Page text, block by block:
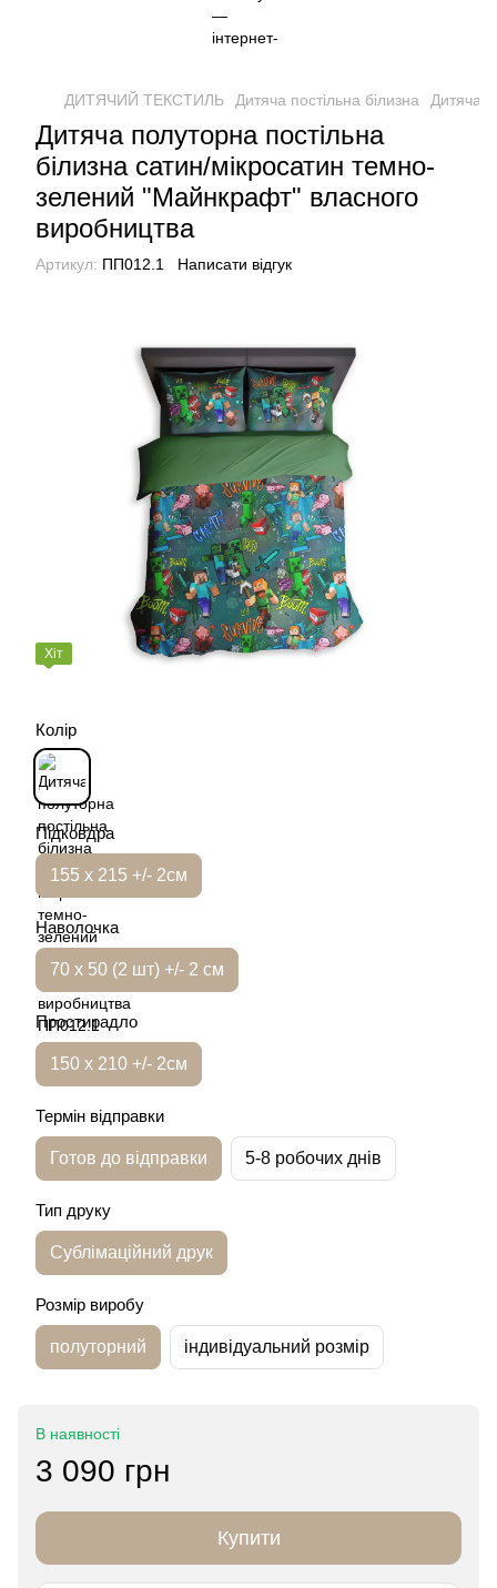
ДИТЯЧИЙ ТЕКСТИЛЬ Дитяча постільна білизна Дитяча
Дитяча полуторна постільна
білизна сатин/мікросатин темно-
зелений "Майнкрафт" власного
виробництва
Артикул: ПП012.1 Написати відгук
Хіт
Колір
Підковдра
155 х 215 +/- 2см
Наволочка
70 х 50 (2 шт) +/- 2 см
Простирадло
150 х 210 +/- 2см
Термін відправки
Готов до відправки 5-8 робочих днів
Тип друку
Сублімаційний друк
Розмір виробу
полуторний індивідуальний розмір
В наявності
3 090 грн
Купити